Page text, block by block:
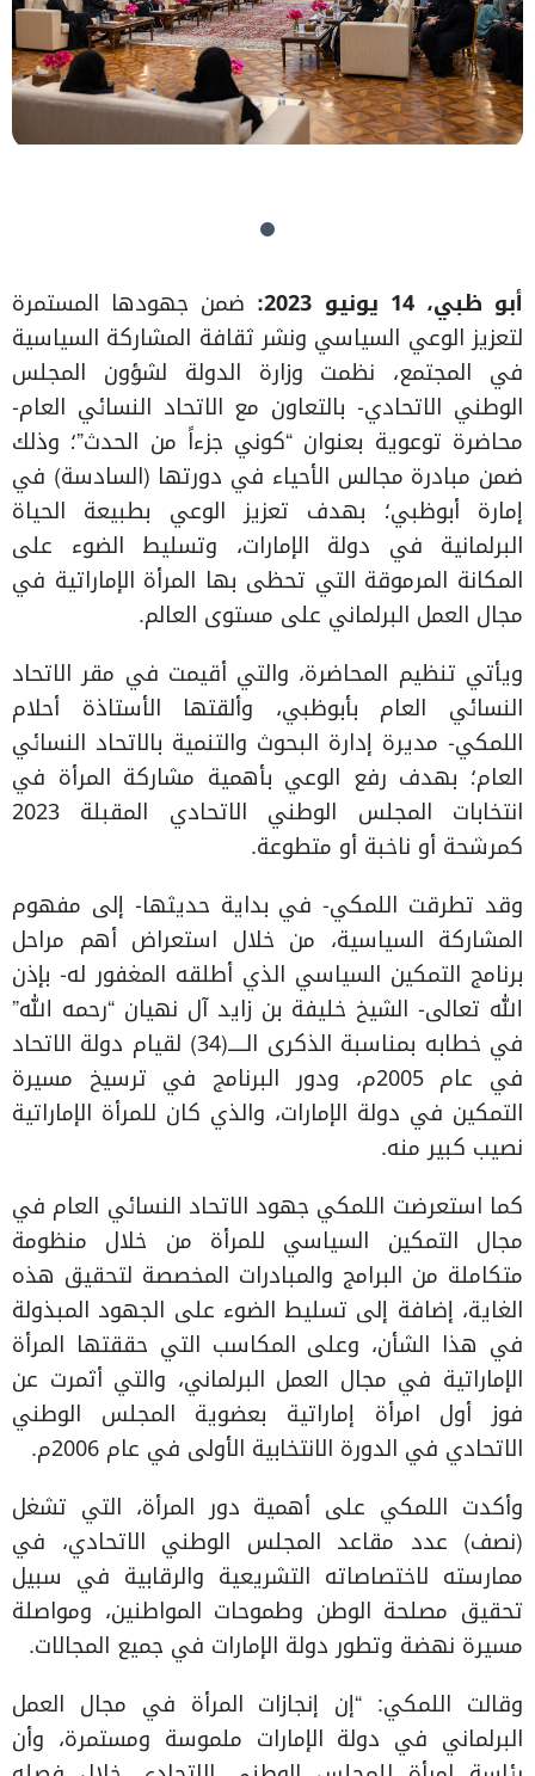
أبو ظبي، 14 يونيو 2023:
ضمن جهودها المستمرة
لتعزيز الوعي السياسي ونشر ثقافة المشاركة السياسية
في المجتمع، نظمت وزارة الدولة لشؤون المجلس
الوطني الاتحادي- بالتعاون مع الاتحاد النسائي العام-
محاضرة توعوية بعنوان “كوني جزءاً من الحدث”؛ وذلك
ضمن مبادرة مجالس الأحياء في دورتها (السادسة) في
إمارة أبوظبي؛ بهدف تعزيز الوعي بطبيعة الحياة
البرلمانية في دولة الإمارات، وتسليط الضوء على
المكانة المرموقة التي تحظى بها المرأة الإماراتية في
مجال العمل البرلماني على مستوى العالم.
ويأتي تنظيم المحاضرة، والتي أقيمت في مقر الاتحاد
النسائي العام بأبوظبي، وألقتها الأستاذة أحلام
اللمكي- مديرة إدارة البحوث والتنمية بالاتحاد النسائي
العام؛ بهدف رفع الوعي بأهمية مشاركة المرأة في
انتخابات المجلس الوطني الاتحادي المقبلة 2023
كمرشحة أو ناخبة أو متطوعة.
وقد تطرقت اللمكي- في بداية حديثها- إلى مفهوم
المشاركة السياسية، من خلال استعراض أهم مراحل
برنامج التمكين السياسي الذي أطلقه المغفور له- بإذن
الله تعالى- الشيخ خليفة بن زايد آل نهيان “رحمه الله”
في خطابه بمناسبة الذكرى الـــــ(34) لقيام دولة الاتحاد
في عام 2005م، ودور البرنامج في ترسيخ مسيرة
التمكين في دولة الإمارات، والذي كان للمرأة الإماراتية
نصيب كبير منه.
كما استعرضت اللمكي جهود الاتحاد النسائي العام في
مجال التمكين السياسي للمرأة من خلال منظومة
متكاملة من البرامج والمبادرات المخصصة لتحقيق هذه
الغاية، إضافة إلى تسليط الضوء على الجهود المبذولة
في هذا الشأن، وعلى المكاسب التي حققتها المرأة
الإماراتية في مجال العمل البرلماني، والتي أثمرت عن
فوز أول امرأة إماراتية بعضوية المجلس الوطني
الاتحادي في الدورة الانتخابية الأولى في عام 2006م.
وأكدت اللمكي على أهمية دور المرأة، التي تشغل
(نصف) عدد مقاعد المجلس الوطني الاتحادي، في
ممارسته لاختصاصاته التشريعية والرقابية في سبيل
تحقيق مصلحة الوطن وطموحات المواطنين، ومواصلة
مسيرة نهضة وتطور دولة الإمارات في جميع المجالات.
وقالت اللمكي: “إن إنجازات المرأة في مجال العمل
البرلماني في دولة الإمارات ملموسة ومستمرة، وأن